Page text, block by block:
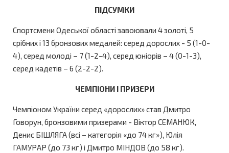
ПІДСУМКИ
Спортсмени Одеської області завоювали 4 золоті, 5
срібних і 13 бронзових медалей: серед дорослих - 5 (1-0-
4), серед молоді – 7 (1-2-4), серед юніорів – 4 (0-1-3),
серед кадетів – 6 (2-2-2).
ЧЕМПІОНИ І ПРИЗЕРИ
Чемпіоном України серед «дорослих» став Дмитро
Говорун, бронзовими призерами - Віктор СЕМАНЮК,
Денис БІШЛЯГА (всі – категорія «до 74 кг»), Юлія
ГАМУРАР (до 73 кг) i Дмитро МІНДОВ (до 58 кг).